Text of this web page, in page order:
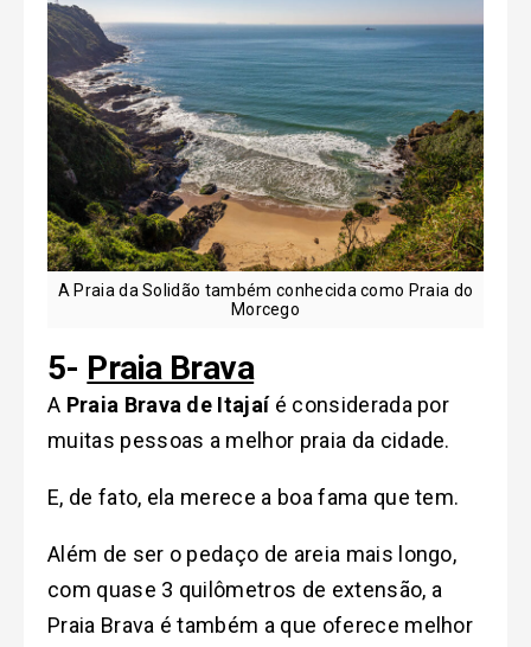
A Praia da Solidão também conhecida como Praia do
Morcego
5- Praia Brava
A Praia Brava de Itajaíé considerada por
muitas pessoas a melhor praia da cidade.
E, de fato, ela merece a boa fama que tem.
Além de ser o pedaço de areia mais longo,
com quase 3 quilômetros de extensão, a
Praia Brava é também a que oferece melhor